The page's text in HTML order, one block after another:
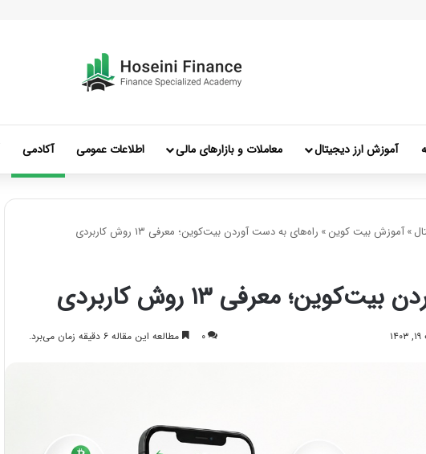
آموزش ارز دیجیتال معاملات و بازارهای مالی اطلاعات عمومی آکادمی
»آموزش بیت کوین» راه‌های به دست آوردن بیت‌کوین؛ معرفی ۱۳ روش کاربردی
معرفی ۱۳ روش کاربردی
۰ مطالعه این مقاله ۶ دقیقه زمان می‌برد.